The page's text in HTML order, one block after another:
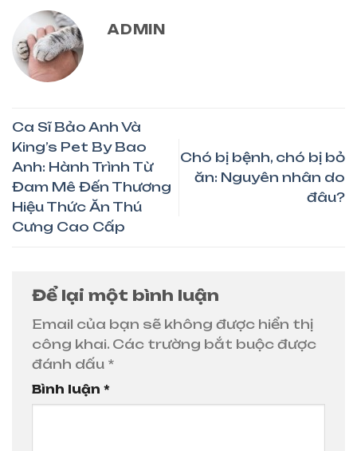
ADMIN
Ca Sĩ Bảo Anh Và
King’s Pet By Bao
Anh: Hành Trình Từ
Đam Mê Đến Thương
Hiệu Thức Ăn Thú
Cưng Cao Cấp
Chó bị bệnh, chó bị bỏ
ăn: Nguyên nhân do
đâu?
Để lại một bình luận
Email của bạn sẽ không được hiển thị
công khai. Các trường bắt buộc được
đánh dấu *
Bình luận *